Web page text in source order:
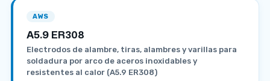
AWS
A5.9 ER308
Electrodos de alambre, tiras, alambres y varillas para
soldadura por arco de aceros inoxidables y
resistentes al calor (A5.9 ER308)